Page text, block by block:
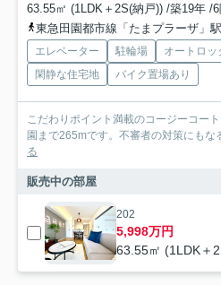
63.55㎡ (1LDK＋2S(納戸)) /築19年 /6
東急田園都市線「たまプラーザ」
エレベーター 駐輪場 オートロッ
閑静な住宅地
バイク置場あり
こだわりポイント満載のコージーコー
園まで265mです。不審者の対策にもな
る
販売中の部屋
202
5,998万円
63.55㎡ (1LDK＋